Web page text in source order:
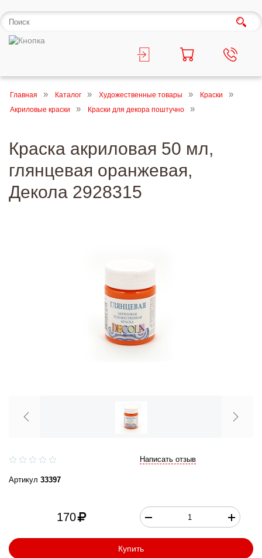
Главная Каталог Художественные товары
Краски
Акриловые краски
Краски для декора поштучно
Краска акриловая 50 мл,
глянцевая оранжевая,
Декола 2928315
Написать отзыв
Артикул 33397
170
Купить